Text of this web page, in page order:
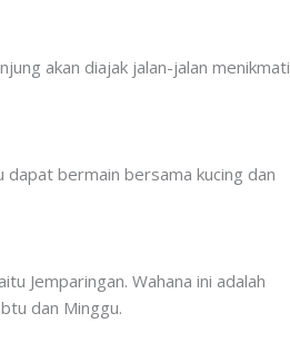
akan diajak jalan-jalan menikmati
dapat bermain bersama kucing dan
Jemparingan. Wahana ini adalah
dan Minggu.